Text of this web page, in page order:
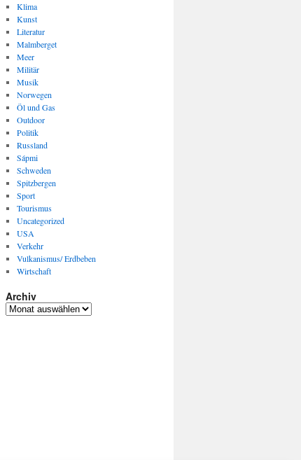
Klima
Kunst
Literatur
Malmberget
Meer
Militär
Musik
Norwegen
Öl und Gas
Outdoor
Politik
Russland
Sápmi
Schweden
Spitzbergen
Sport
Tourismus
Uncategorized
USA
Verkehr
Vulkanismus/ Erdbeben
Wirtschaft
Archiv
Archiv